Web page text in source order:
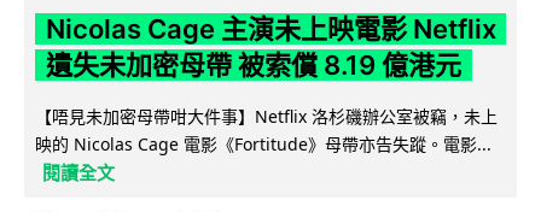
Nicolas Cage 主演未上映電影 Netflix
遺失未加密母帶 被索償 8.19 億港元
【唔見未加密母帶咁大件事】Netflix 洛杉磯辦公室被竊，未上
映的 Nicolas Cage 電影《Fortitude》母帶亦告失蹤。電影...
閱讀全文